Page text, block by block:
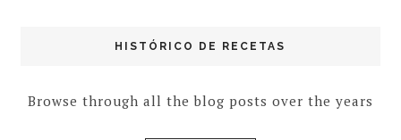
HISTÓRICO DE RECETAS
Browse through all the blog posts over the years